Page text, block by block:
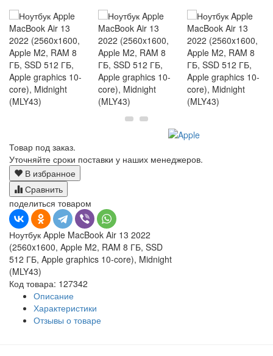
Товар под заказ.
Уточняйте сроки поставки у наших менеджеров.
В избранное
Сравнить
поделиться товаром
Ноутбук Apple MacBook Air 13 2022
(2560x1600, Apple M2, RAM 8 ГБ, SSD
512 ГБ, Apple graphics 10-core), Midnight
(MLY43)
Код товара: 127342
Описание
Характеристики
Отзывы о товаре